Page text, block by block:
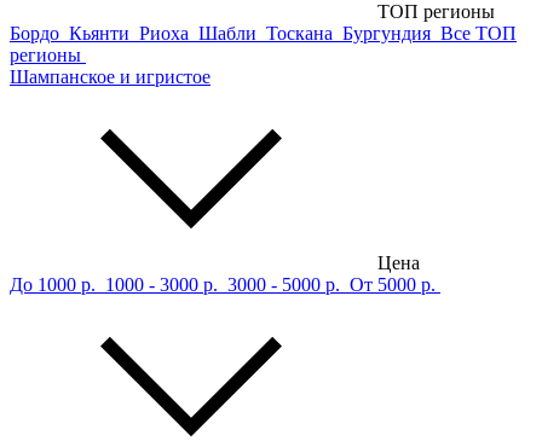
ТОП регионы
Бордо Кьянти Риоха Шабли Тоскана Бургундия Все ТОП
регионы
Шампанское и игристое
Цена
До 1000 р. 1000 - 3000 р. 3000 - 5000 р. От 5000 р.